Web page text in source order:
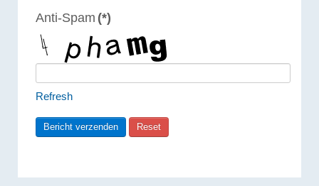
Anti-Spam (*)
Refresh